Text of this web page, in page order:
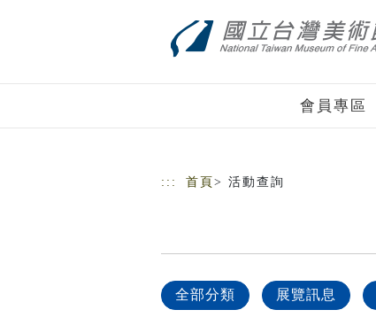
會員專區
::: 首頁 > 活動查詢
全部分類 展覽訊息